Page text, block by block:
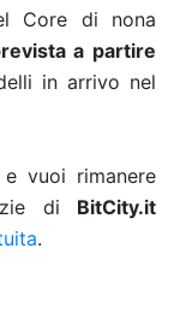
Core di nona
a partire
in arrivo nel
vuoi rimanere
di BitCity.it
.